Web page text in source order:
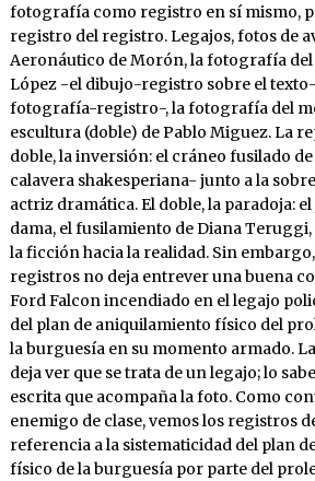
fotografía como registro en sí mismo,
registro del registro. Legajos, fotos de
Aeronáutico de Morón, la fotografía
López -el dibujo-registro sobre el
fotografía-registro-, la fotografía del
escultura (doble) de Pablo Miguez. La
doble, la inversión: el cráneo fusilado
calavera shakesperiana- junto a la
actriz dramática. El doble, la paradoja:
dama, el fusilamiento de Diana Teruggi,
la ficción hacia la realidad. Sin
registros no deja entrever una buena
Ford Falcon incendiado en el legajo
del plan de aniquilamiento físico del
la burguesía en su momento armado.
deja ver que se trata de un legajo; lo
escrita que acompaña la foto. Como
enemigo de clase, vemos los registros
referencia a la sistematicidad del plan
físico de la burguesía por parte del